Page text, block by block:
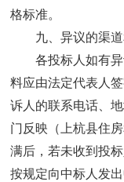
格标准。
九、异议的渠道
各投标人如有
料应由法定代表人
诉人的联系电话、
门反映（上杭县住
满后，若未收到投
按规定向中标人发出